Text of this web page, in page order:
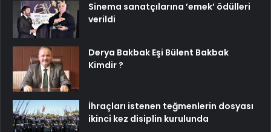
Sinema sanatçılarına ’emek’ ödülleri
verildi
Derya Bakbak Eşi Bülent Bakbak
Kimdir ?
İhraçları istenen teğmenlerin dosyası
ikinci kez disiplin kurulunda